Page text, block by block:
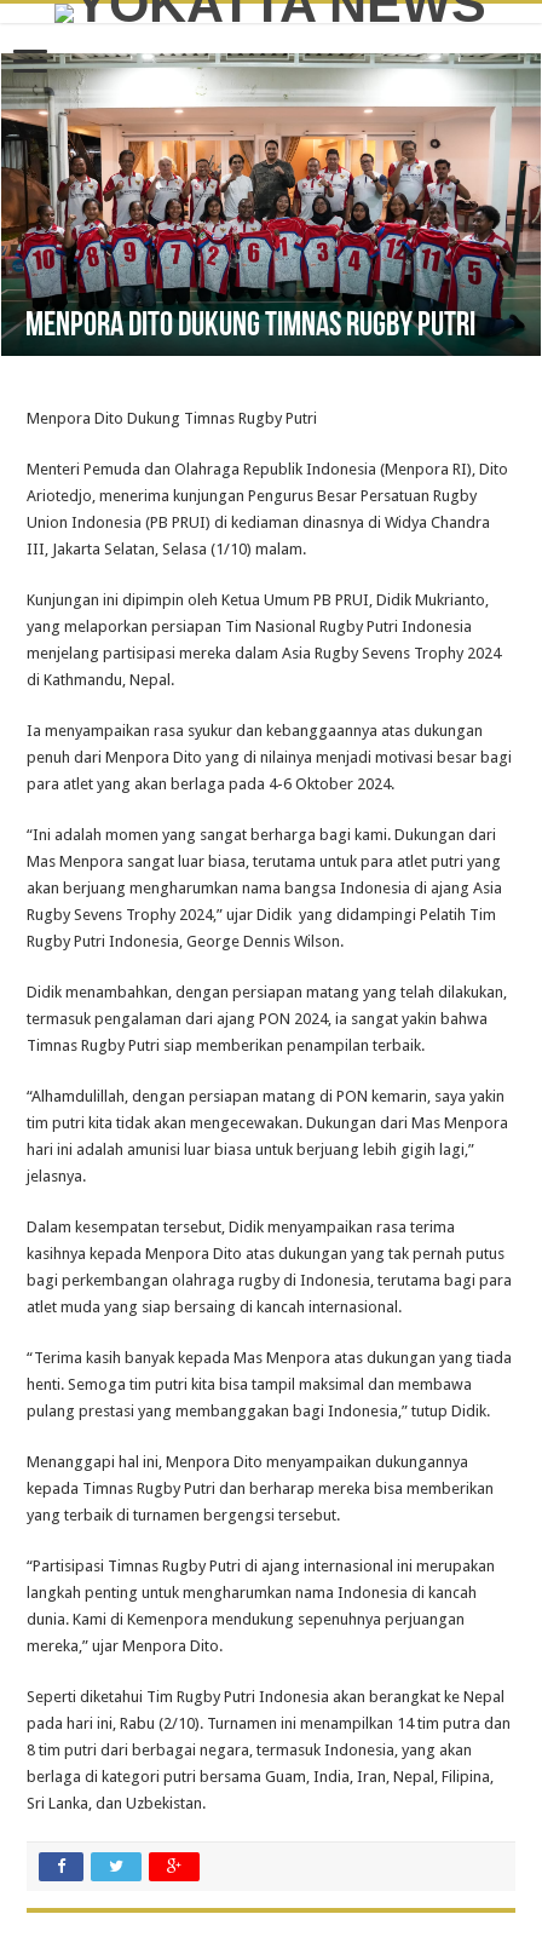
Menpora Dito Dukung Timnas Rugby Putri
Menpora Dito Dukung Timnas Rugby Putri
Menteri Pemuda dan Olahraga Republik Indonesia (Menpora RI), Dito
Ariotedjo, menerima kunjungan Pengurus Besar Persatuan Rugby
Union Indonesia (PB PRUI) di kediaman dinasnya di Widya Chandra
III, Jakarta Selatan, Selasa (1/10) malam.
Kunjungan ini dipimpin oleh Ketua Umum PB PRUI, Didik Mukrianto,
yang melaporkan persiapan Tim Nasional Rugby Putri Indonesia
menjelang partisipasi mereka dalam Asia Rugby Sevens Trophy 2024
di Kathmandu, Nepal.
Ia menyampaikan rasa syukur dan kebanggaannya atas dukungan
penuh dari Menpora Dito yang di nilainya menjadi motivasi besar bagi
para atlet yang akan berlaga pada 4-6 Oktober 2024.
“Ini adalah momen yang sangat berharga bagi kami. Dukungan dari
Mas Menpora sangat luar biasa, terutama untuk para atlet putri yang
akan berjuang mengharumkan nama bangsa Indonesia di ajang Asia
Rugby Sevens Trophy 2024,” ujar Didik yang didampingi Pelatih Tim
Rugby Putri Indonesia, George Dennis Wilson.
Didik menambahkan, dengan persiapan matang yang telah dilakukan,
termasuk pengalaman dari ajang PON 2024, ia sangat yakin bahwa
Timnas Rugby Putri siap memberikan penampilan terbaik.
“Alhamdulillah, dengan persiapan matang di PON kemarin, saya yakin
tim putri kita tidak akan mengecewakan. Dukungan dari Mas Menpora
hari ini adalah amunisi luar biasa untuk berjuang lebih gigih lagi,”
jelasnya.
Dalam kesempatan tersebut, Didik menyampaikan rasa terima
kasihnya kepada Menpora Dito atas dukungan yang tak pernah putus
bagi perkembangan olahraga rugby di Indonesia, terutama bagi para
atlet muda yang siap bersaing di kancah internasional.
“Terima kasih banyak kepada Mas Menpora atas dukungan yang tiada
henti. Semoga tim putri kita bisa tampil maksimal dan membawa
pulang prestasi yang membanggakan bagi Indonesia,” tutup Didik.
Menanggapi hal ini, Menpora Dito menyampaikan dukungannya
kepada Timnas Rugby Putri dan berharap mereka bisa memberikan
yang terbaik di turnamen bergengsi tersebut.
“Partisipasi Timnas Rugby Putri di ajang internasional ini merupakan
langkah penting untuk mengharumkan nama Indonesia di kancah
dunia. Kami di Kemenpora mendukung sepenuhnya perjuangan
mereka,” ujar Menpora Dito.
Seperti diketahui Tim Rugby Putri Indonesia akan berangkat ke Nepal
pada hari ini, Rabu (2/10). Turnamen ini menampilkan 14 tim putra dan
8 tim putri dari berbagai negara, termasuk Indonesia, yang akan
berlaga di kategori putri bersama Guam, India, Iran, Nepal, Filipina,
Sri Lanka, dan Uzbekistan.